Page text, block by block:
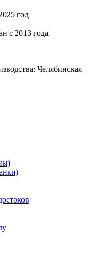
год
с 2013 года
Челябинская